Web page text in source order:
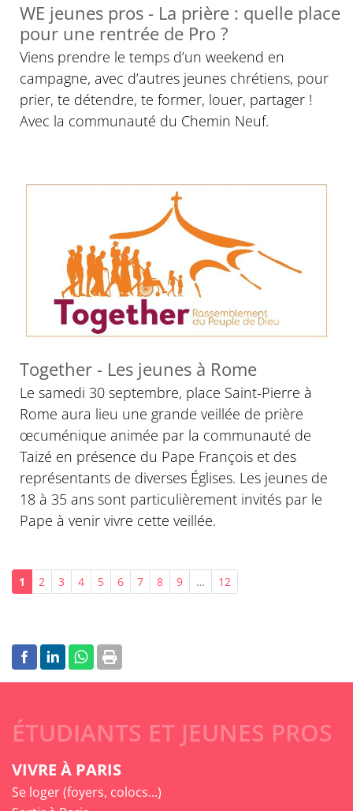
WE jeunes pros - La prière : quelle place
pour une rentrée de Pro ?
Viens prendre le temps d’un weekend en
campagne, avec d’autres jeunes chrétiens, pour
prier, te détendre, te former, louer, partager !
Avec la communauté du Chemin Neuf.
Together - Les jeunes à Rome
Le samedi 30 septembre, place Saint-Pierre à
Rome aura lieu une grande veillée de prière
œcuménique animée par la communauté de
Taizé en présence du Pape François et des
représentants de diverses Églises. Les jeunes de
18 à 35 ans sont particulièrement invités par le
Pape à venir vivre cette veillée.
1 2 3 4 5 6 7 8 9 … 12
ÉTUDIANTS ET JEUNES PROS
VIVRE À PARIS
Se loger (foyers, colocs...)